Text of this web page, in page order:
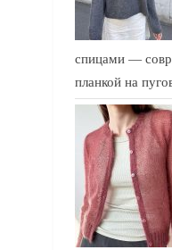
спицами —
планкой на